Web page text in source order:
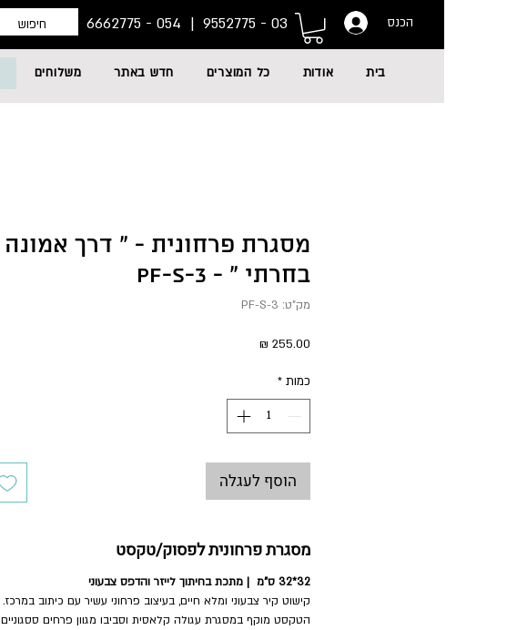
הכנס 03 - 9552775 |
בית אודות כל המוצרים חדש באתר משלוחים
מסגרת פרחונית - " דרך אמונה
בחרתי " - PF-S-3
מק"ט: PF-S-3
מחיר
כמות *
הוסף לעגלה
מסגרת פרחונית לפסוק/טקסט
32*32 ס"מ | מתכת בחיתוך לייזר והדפס צבעוני
קישוט קיר צבעוני ומלא חיים, בעיצוב פרחוני עשיר עם כיתוב במרכז.
הטקסט מוקף במסגרת עגולה קלאסית וסביבו מגוון פרחים ססגוניים